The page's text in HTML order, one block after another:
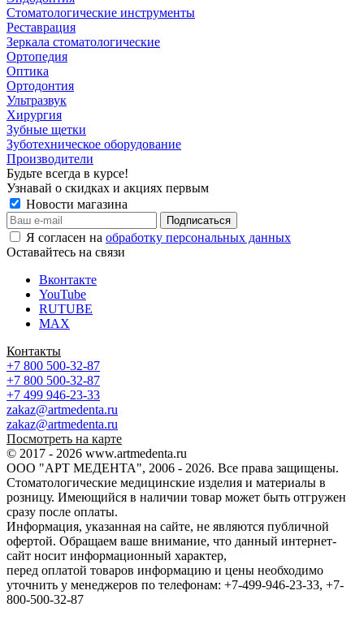
Стоматологические инструменты
Реставрация
Зеркала стоматологические
Ортопедия
Оптика
Ортодонтия
Ультразвук
Хирургия
Зубные щетки
Зуботехническое оборудование
Производители
Будьте всегда в курсе!
Узнавай о скидках и акциях первым
Новости магазина
Я согласен на обработку персональных данных
Оставайтесь на связи
Вконтакте
YouTube
RUTUBE
MAX
Контакты
+7 800 500-32-87
+7 800 500-32-87
+7 499 946-23-33
zakaz@artmedenta.ru
zakaz@artmedenta.ru
Посмотреть на карте
© 2017 - 2026 www.artmedenta.ru
ООО "АРТ МЕДЕНТА", 2006 - 2026. Все права защищены.
Стоматологические медицинские изделия и материалы в
розницу. Имеющийся в наличии товар может быть отгружен
сразу после оплаты.
Информация, указанная на сайте, не являются публичной
офертой. Обращаем ваше внимание, что данный интернет-
сайт носит информационный характер,
перед оплатой товаров информацию и цены необходимо
уточнить у менеджеров по телефонам: +7-499-946-23-33, +7-
800-500-32-87